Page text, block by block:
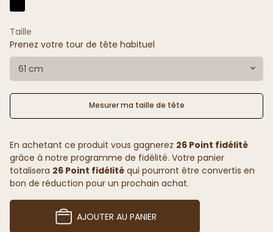
Taille
Prenez votre tour de tête habituel
61 cm
Mesurer ma taille de tête
En achetant ce produit vous gagnerez 26 Point fidélité
grâce à notre programme de fidélité. Votre panier
totalisera 26 Point fidélité qui pourront être convertis en
bon de réduction pour un prochain achat.
AJOUTER AU PANIER